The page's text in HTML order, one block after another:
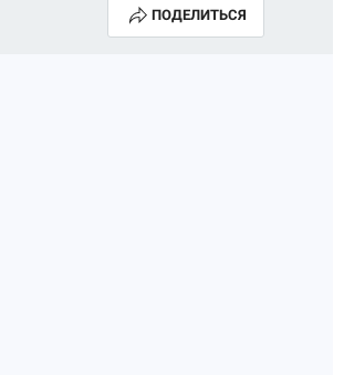
ПОДЕЛИТЬСЯ